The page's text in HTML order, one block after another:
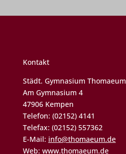
Kontakt
Städt. Gymnasium Thomaeum
Am Gymnasium 4
47906 Kempen
Telefon: (02152) 4141
Telefax: (02152) 557362
E-Mail: info@thomaeum.de
Web: www.thomaeum.de